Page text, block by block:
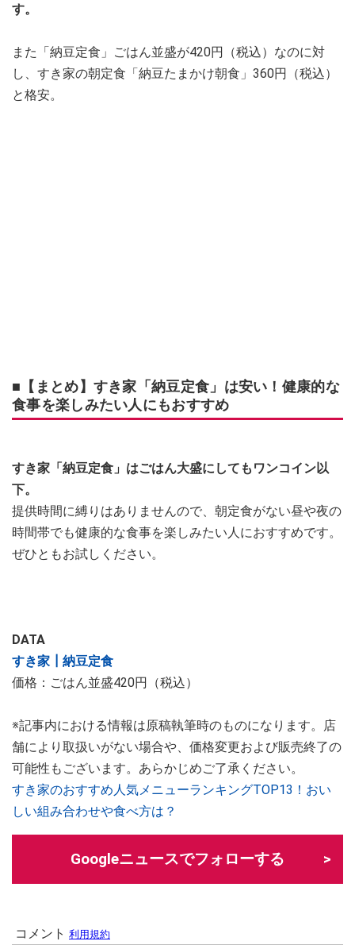
す。
また「納豆定食」ごはん並盛が420円（税込）なのに対
し、すき家の朝定食「納豆たまかけ朝食」360円（税込）
と格安。
■【まとめ】すき家「納豆定食」は安い！健康的な
食事を楽しみたい人にもおすすめ
すき家「納豆定食」はごはん大盛にしてもワンコイン以
下。
提供時間に縛りはありませんので、朝定食がない昼や夜の
時間帯でも健康的な食事を楽しみたい人におすすめです。
ぜひともお試しください。
DATA
すき家┃納豆定食
価格：ごはん並盛420円（税込）
※記事内における情報は原稿執筆時のものになります。店
舗により取扱いがない場合や、価格変更および販売終了の
可能性もございます。あらかじめご了承ください。
すき家のおすすめ人気メニューランキングTOP13！おい
しい組み合わせや食べ方は？
Googleニュースでフォローする